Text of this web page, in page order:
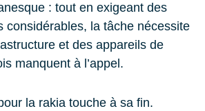
: tout en exigeant des
considérables, la tâche nécessite
et des appareils de
manquent à l’appel.
la rakia touche à sa fin.